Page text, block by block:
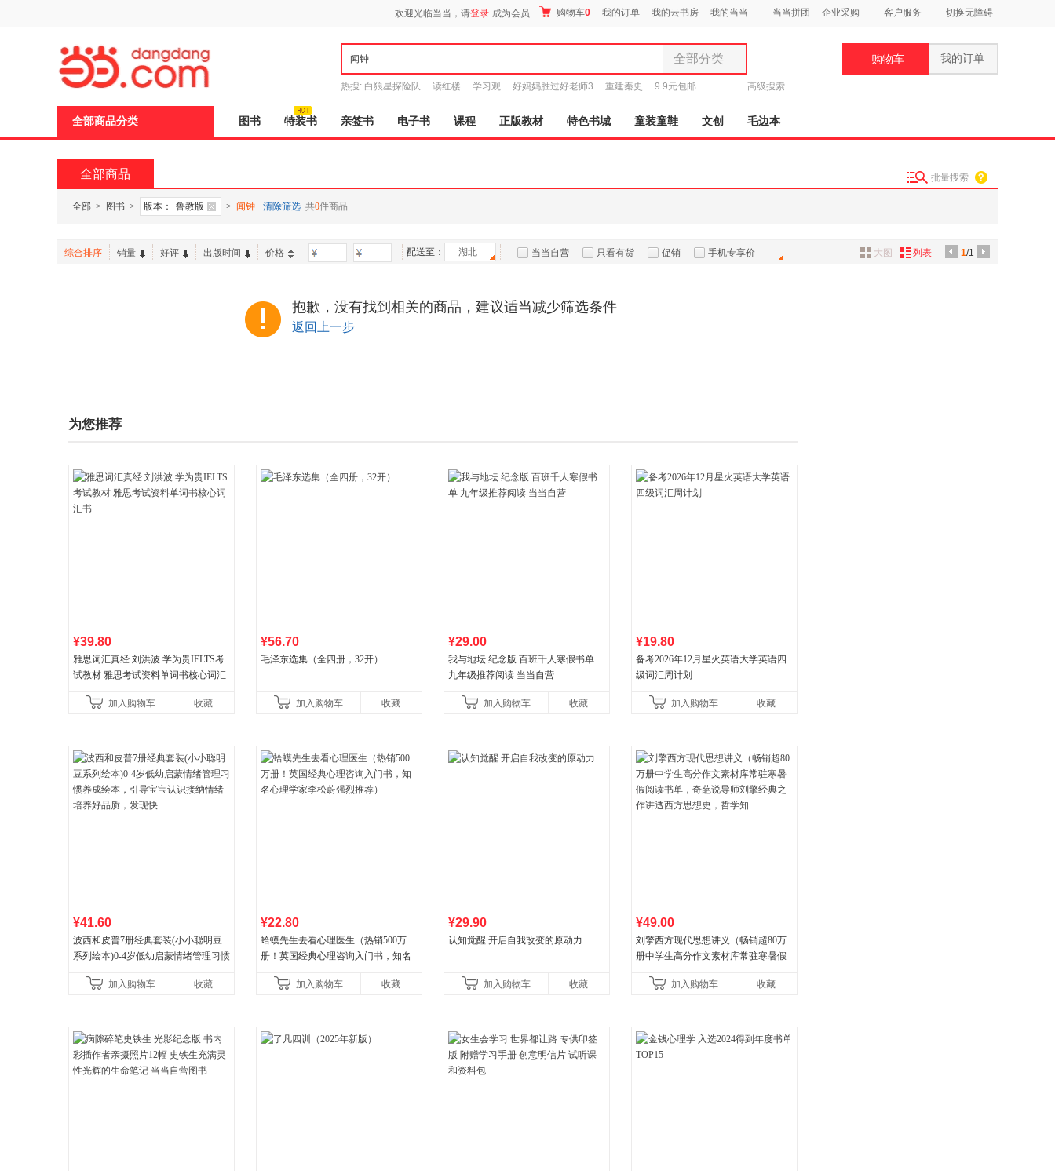
欢迎光临当当，请登录 成为会员 购物车0 我的订单 我的云书房 我的当当 当当拼团 企业采购 客户服务 切换无障碍
全部分类
全部分类
图书
电子书
孕婴服饰
数码影音
电脑办公
热搜: 白狼星探险队 读红楼 学习观 好妈妈胜过好老师3 重建秦史 9.9元包邮 高级搜索
购物车 我的订单
全部商品分类 图书 特装书 亲签书 电子书 课程 正版教材 特色书城 童装童鞋 文创 毛边本
全部商品 批量搜索
全部 > 图书 > 版本： 鲁教版 > 闻钟 清除筛选 共0件商品
综合排序 销量 好评 出版时间 价格 - 配送至： 湖北 当当自营 只看有货 促销 手机专享价 1/1
大图 列表
抱歉，没有找到相关的商品，建议适当减少筛选条件
返回上一步
为您推荐
¥39.80
雅思词汇真经 刘洪波 学为贵IELTS考
试教材 雅思考试资料单词书核心词汇
加入购物车
收藏
¥56.70
毛泽东选集（全四册，32开）
加入购物车 收藏
¥29.00
我与地坛 纪念版 百班千人寒假书单
九年级推荐阅读 当当自营
加入购物车 收藏
¥19.80
备考2026年12月星火英语大学英语四
级词汇周计划
加入购物车 收藏
¥41.60
波西和皮普7册经典套装(小小聪明豆
系列绘本)0-4岁低幼启蒙情绪管理习惯
养好品质，发现快
加入购物车 收藏
¥22.80
蛤蟆先生去看心理医生（热销500万
册！英国经典心理咨询入门书，知名
加入购物车
收藏
¥29.90
认知觉醒 开启自我改变的原动力
加入购物车 收藏
¥49.00
刘擎西方现代思想讲义（畅销超80万
册中学生高分作文素材库常驻寒暑假
讲透西方思想史，哲学知
加入购物车 收藏
页